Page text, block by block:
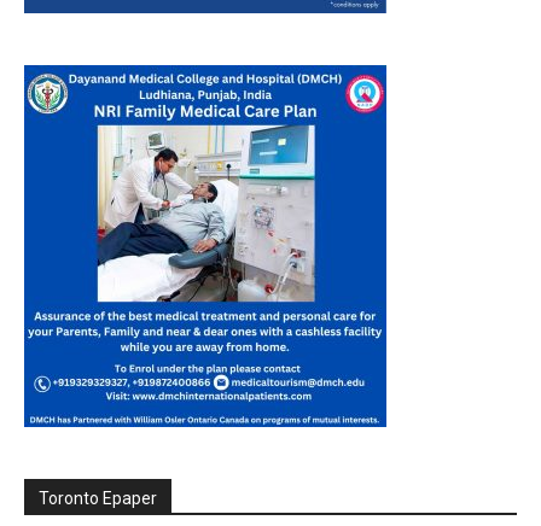
Toronto Epaper